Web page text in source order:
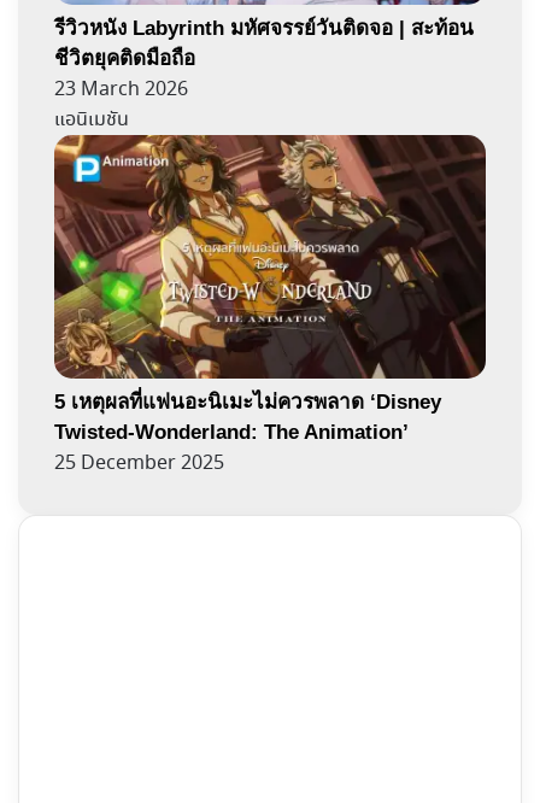
รีวิวหนัง Labyrinth มหัศจรรย์วันติดจอ | สะท้อน
ชีวิตยุคติดมือถือ
23 March 2026
แอนิเมชัน
5 เหตุผลที่แฟนอะนิเมะไม่ควรพลาด ‘Disney
Twisted-Wonderland: The Animation’
25 December 2025